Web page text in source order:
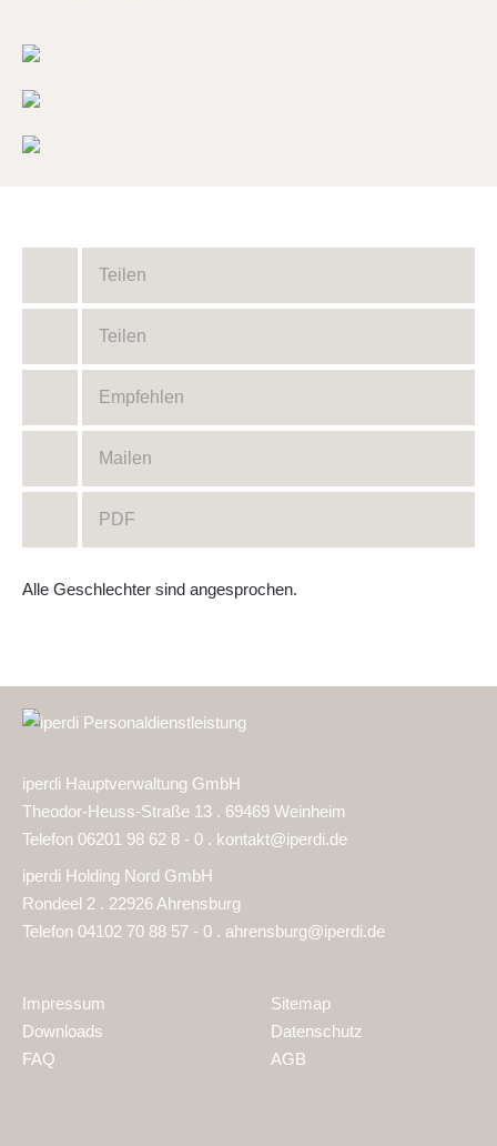
Teilen
Teilen
Empfehlen
Mailen
PDF
Alle Geschlechter sind angesprochen.
iperdi Hauptverwaltung GmbH
Theodor-Heuss-Straße 13 . 69469 Weinheim
Telefon 06201 98 62 8 - 0 . kontakt@iperdi.de
iperdi Holding Nord GmbH
Rondeel 2 . 22926 Ahrensburg
Telefon 04102 70 88 57 - 0 . ahrensburg@iperdi.de
Impressum
Downloads
FAQ
Sitemap
Datenschutz
AGB